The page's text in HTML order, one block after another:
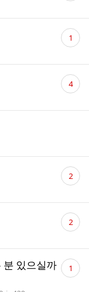
댓
글 1
댓
글 4
댓
글 2
댓
글 2
분 있으실까 댓
글 1